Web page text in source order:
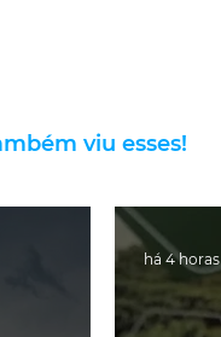
viu esses!
há 4 horas